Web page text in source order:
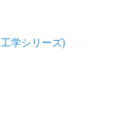
学シリーズ)